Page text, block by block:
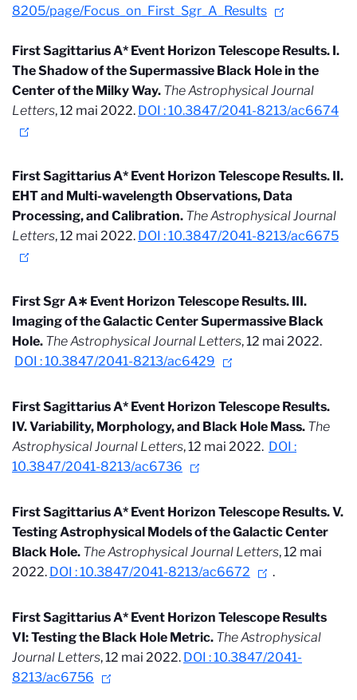
8205/page/Focus_on_First_Sgr_A_Results
First Sagittarius A* Event Horizon Telescope Results. I.
The Shadow of the Supermassive Black Hole in the
Center of the Milky Way. The Astrophysical Journal
Letters, 12 mai 2022. DOI : 10.3847/2041-8213/ac6674
First Sagittarius A* Event Horizon Telescope Results. II.
EHT and Multi-wavelength Observations, Data
Processing, and Calibration. The Astrophysical Journal
Letters, 12 mai 2022. DOI : 10.3847/2041-8213/ac6675
First Sgr A∗ Event Horizon Telescope Results. III.
Imaging of the Galactic Center Supermassive Black
Hole. The Astrophysical Journal Letters, 12 mai 2022.
DOI : 10.3847/2041-8213/ac6429
First Sagittarius A* Event Horizon Telescope Results.
IV. Variability, Morphology, and Black Hole Mass. The
Astrophysical Journal Letters, 12 mai 2022. DOI :
10.3847/2041-8213/ac6736
First Sagittarius A* Event Horizon Telescope Results. V.
Testing Astrophysical Models of the Galactic Center
Black Hole. The Astrophysical Journal Letters, 12 mai
2022. DOI : 10.3847/2041-8213/ac6672 .
First Sagittarius A* Event Horizon Telescope Results
VI: Testing the Black Hole Metric. The Astrophysical
Journal Letters, 12 mai 2022. DOI : 10.3847/2041-
8213/ac6756